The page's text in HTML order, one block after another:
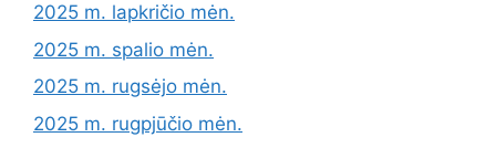
2025 m. lapkričio mėn.
2025 m. spalio mėn.
2025 m. rugsėjo mėn.
2025 m. rugpjūčio mėn.